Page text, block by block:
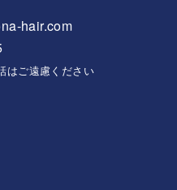
hair.com
はご遠慮ください